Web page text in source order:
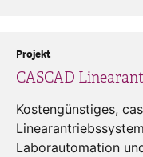
CASCAD
Projekt
Kostengünstiges,
Laborautomation